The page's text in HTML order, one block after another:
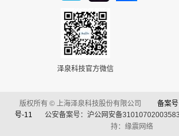
泽泉科技官方微信
版权所有 © 上海泽泉科技股份有限公司
备案
号-11
公安备案号：沪公网安备
持：缘震网络